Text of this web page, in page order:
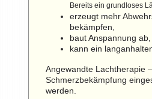
Bereits ein grundloses
erzeugt mehr
bekämpfen,
baut Anspannung ab,
kann ein
Angewandte Lachtherapie
Schmerzbekämpfung
werden.